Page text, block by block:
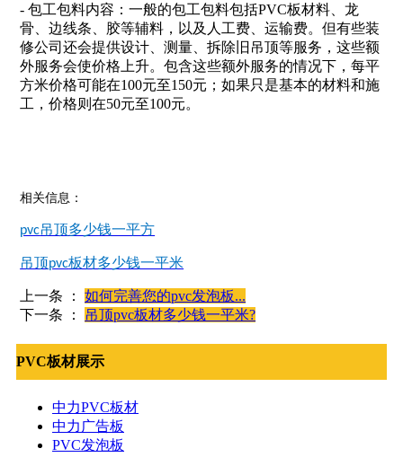
- 包工包料内容：一般的包工包料包括PVC板材料、龙
骨、边线条、胶等辅料，以及人工费、运输费。但有些装
修公司还会提供设计、测量、拆除旧吊顶等服务，这些额
外服务会使价格上升。包含这些额外服务的情况下，每平
方米价格可能在100元至150元；如果只是基本的材料和施
工，价格则在50元至100元。
相关信息：
pvc吊顶多少钱一平方
吊顶pvc板材多少钱一平米
上一条 ：
如何完善您的pvc发泡板...
下一条 ：
吊顶pvc板材多少钱一平米?
PVC板材展示
中力PVC板材
中力广告板
PVC发泡板